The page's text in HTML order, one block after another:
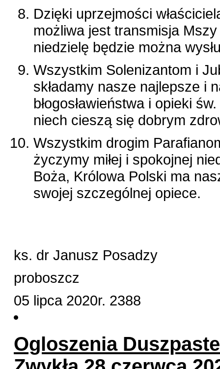
Dzięki uprzejmości
możliwa jest transmisja
niedzielę będzie można
Wszystkim Solenizantom i
składamy nasze najlepsze i
błogosławieństwa i opieki
niech cieszą się dobrym
Wszystkim drogim
życzymy miłej i spokojnej
Boża, Królowa Polski ma
swojej szczególnej opiece.
ks. dr Janusz Posadzy
proboszcz
05 lipca 2020r. 2388
Ogloszenia